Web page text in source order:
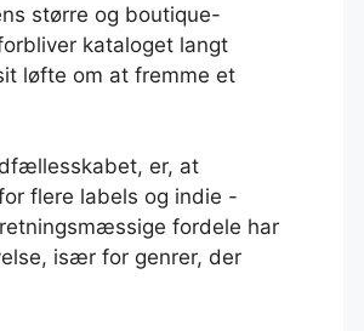
større og boutique-
kataloget langt
løfte om at fremme et
er, at
flere labels og indie -
fordele har
især for genrer, der